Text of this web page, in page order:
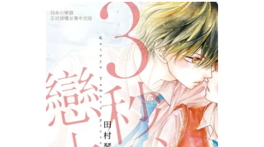
養生保健 民生用品
居家生活 3C家電 運動休閒 親子玩具
男裝 化妝保養 情趣用品